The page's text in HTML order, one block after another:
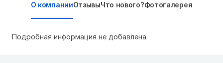
О компанииОтзывыЧто нового?Фотогалерея
Подробная информация не добавлена